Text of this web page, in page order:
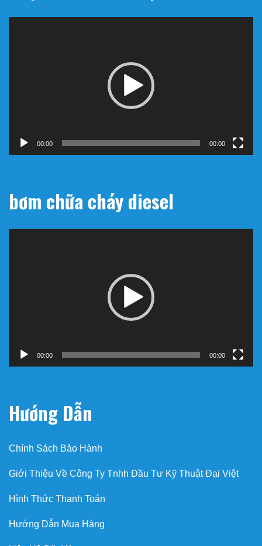
00:00 00:00
bơm chữa cháy diesel
00:00 00:00
Hướng Dẫn
Chính Sách Bảo Hành
Giới Thiệu Về Công Ty Tnhh Đầu Tư Kỹ Thuật Đại Việt
Hình Thức Thanh Toán
Hướng Dẫn Mua Hàng